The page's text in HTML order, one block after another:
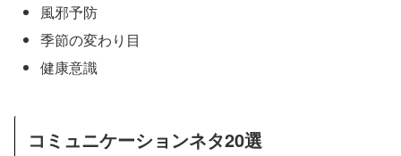
風邪予防
季節の変わり目
健康意識
コミュニケーションネタ20選